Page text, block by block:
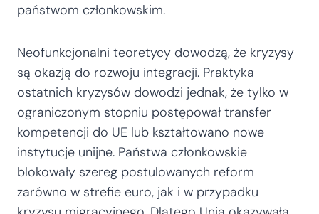
państwom członkowskim.
Neofunkcjonalni teoretycy dowodzą, że kryzysy
są okazją do rozwoju integracji. Praktyka
ostatnich kryzysów dowodzi jednak, że tylko w
ograniczonym stopniu postępował transfer
kompetencji do UE lub kształtowano nowe
instytucje unijne. Państwa członkowskie
blokowały szereg postulowanych reform
zarówno w strefie euro, jak i w przypadku